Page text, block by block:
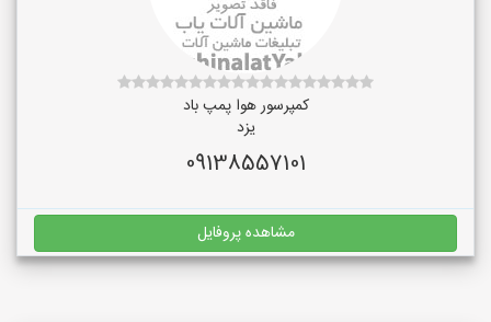
کمپرسور هوا پمپ باد
یزد
09138557101
مشاهده پروفایل